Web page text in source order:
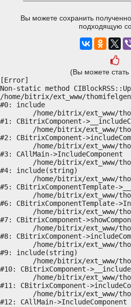
Вы можете сохранить
подходящую
(Вы можете
[Error]
Non-static method
/home/bitrix/ext_www/
#0: include
#1: CBitrixComponent-
#2: CBitrixComponent-
#3: CAllMain->IncludeComponent
#4: include(string)
#5: CBitrixComponentTemplate-
#6: CBitrixComponentTemplate-
#7: CBitrixComponent-
#8: CBitrixComponent-
#9: include(string)
#10: CBitrixComponent-
#11: CBitrixComponent-
#12: CAllMain->IncludeComponent